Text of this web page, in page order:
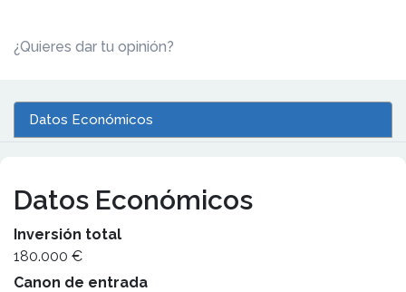
¿Quieres dar tu opinión?
Datos Económicos
Datos Económicos
Inversión total
180.000 €
Canon de entrada